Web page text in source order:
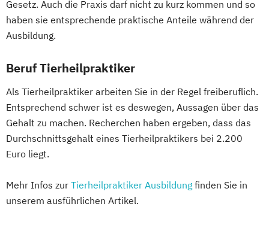
Gesetz. Auch die Praxis darf nicht zu kurz kommen und so
haben sie entsprechende praktische Anteile während der
Ausbildung.
Beruf Tierheilpraktiker
Als Tierheilpraktiker arbeiten Sie in der Regel freiberuflich.
Entsprechend schwer ist es deswegen, Aussagen über das
Gehalt zu machen. Recherchen haben ergeben, dass das
Durchschnittsgehalt eines Tierheilpraktikers bei 2.200
Euro liegt.
Mehr Infos zur Tierheilpraktiker Ausbildung finden Sie in
unserem ausführlichen Artikel.